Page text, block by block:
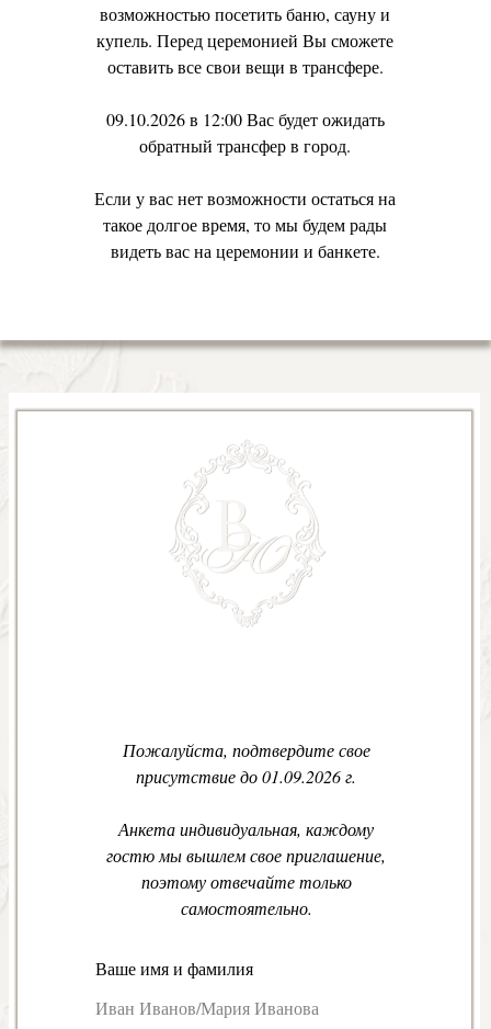
возможностью посетить баню, сауну и
купель. Перед церемонией Вы сможете
оставить все свои вещи в трансфере.
09.10.2026 в 12:00 Вас будет ожидать
обратный трансфер в город.
Если у вас нет возможности остаться на
такое долгое время, то мы будем рады
видеть вас на церемонии и банкете.
Пожалуйста, подтвердите свое
присутствие до 01.09.2026 г.
Анкета индивидуальная, каждому
гостю мы вышлем свое приглашение,
поэтому отвечайте только
самостоятельно.
Ваше имя и фамилия